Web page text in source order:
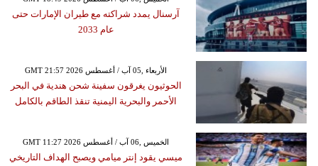
آرسنال يمدد شراكته مع طيران الإمارات حتى
عام 2033
GMT 21:57 2026 الأربعاء ,05 آب / أغسطس
الحوثيون يغرقون سفينة شحن هندية في البحر
الأحمر والبحرية اليمنية تنقذ الطاقم بالكامل
GMT 11:27 2026 الخميس ,06 آب / أغسطس
ميسي يقود إنتر ميامي ويصبح الهداف التاريخي